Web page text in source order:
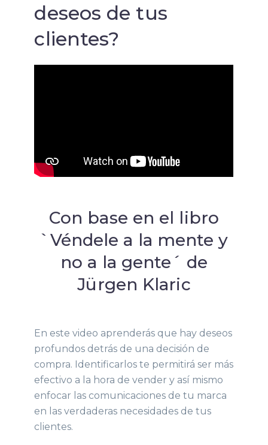
deseos de tus
clientes?
Con base en el libro
`Véndele a la mente y
no a la gente´ de
Jürgen Klaric
En este video aprenderás que hay deseos
profundos detrás de una decisión de
compra. Identificarlos te permitirá ser más
efectivo a la hora de vender y así mismo
enfocar las comunicaciones de tu marca
en las verdaderas necesidades de tus
clientes.